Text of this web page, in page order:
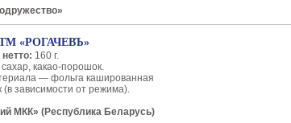
ТМ «РОГАЧЕВЪ»
160 г.
какао-порошок.
— фольга кашированная
(в зависимости от режима).
МКК» (Республика Беларусь)